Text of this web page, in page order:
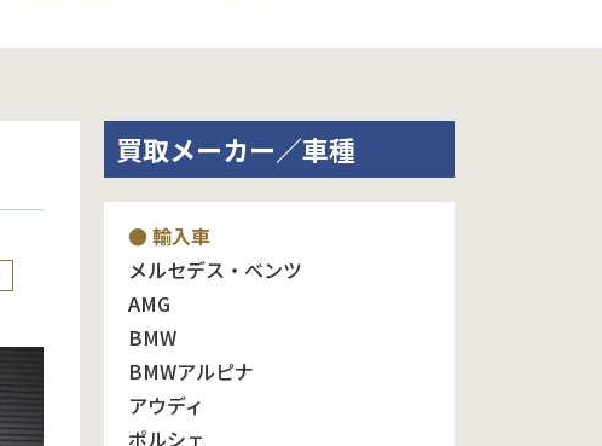
買取メーカー／車種
● 輸入車
メルセデス・ベンツ
AMG
BMW
BMWアルピナ
アウディ
ポルシェ